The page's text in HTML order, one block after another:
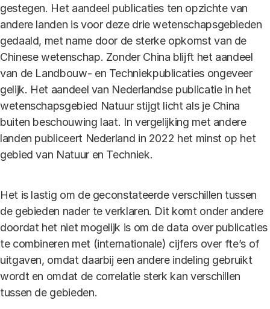
gestegen. Het aandeel publicaties ten opzichte van
andere landen is voor deze drie wetenschapsgebieden
gedaald, met name door de sterke opkomst van de
Chinese wetenschap. Zonder China blijft het aandeel
van de Landbouw- en Techniekpublicaties ongeveer
gelijk. Het aandeel van Nederlandse publicatie in het
wetenschapsgebied Natuur stijgt licht als je China
buiten beschouwing laat. In vergelijking met andere
landen publiceert Nederland in 2022 het minst op het
gebied van Natuur en Techniek.
Het is lastig om de geconstateerde verschillen tussen
de gebieden nader te verklaren. Dit komt onder andere
doordat het niet mogelijk is om de data over publicaties
te combineren met (internationale) cijfers over fte’s of
uitgaven, omdat daarbij een andere indeling gebruikt
wordt en omdat de correlatie sterk kan verschillen
tussen de gebieden.